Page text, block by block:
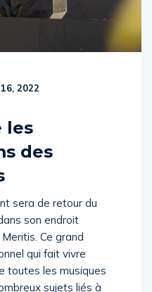
2022
les
des
sera de retour du
son endroit
Ce grand
qui fait vivre
toutes les musiques
sujets liés à